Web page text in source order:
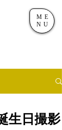
川駅
年を迎えます！
ME
NU
生日撮影